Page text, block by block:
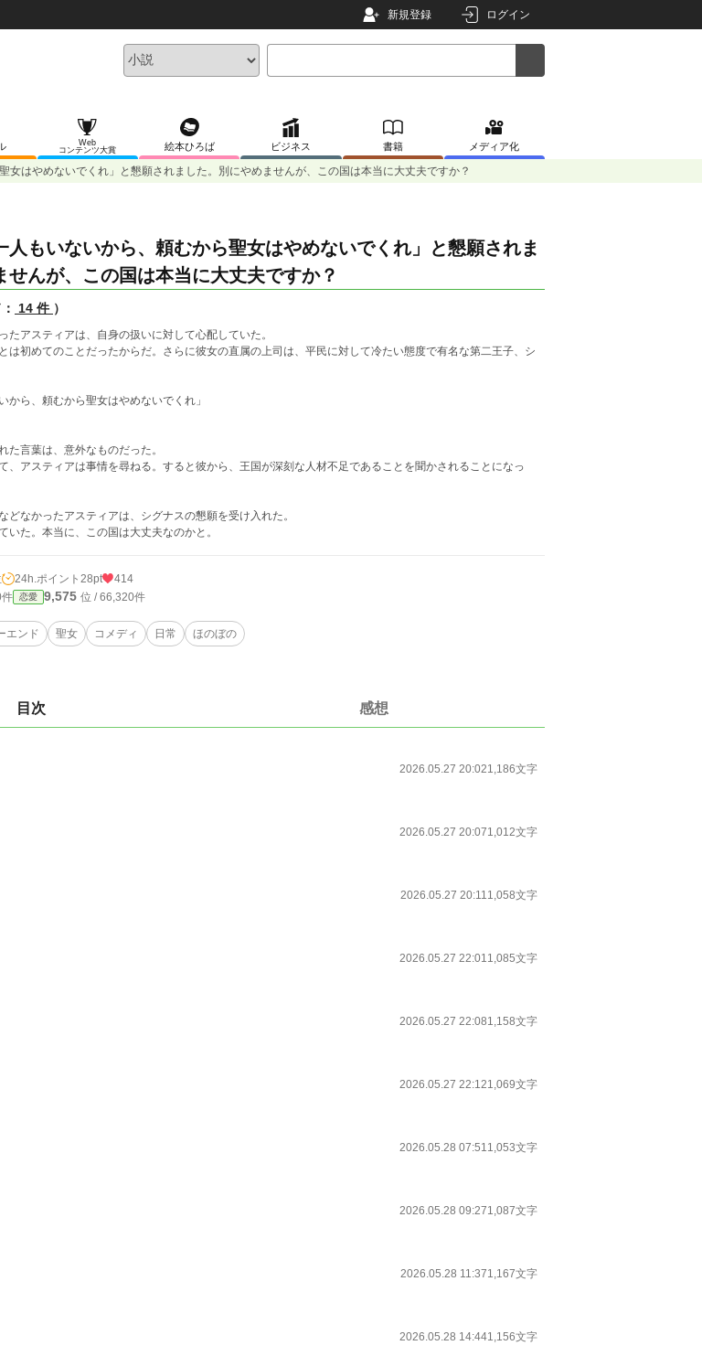
新規登録 ログイン
Web
コンテンツ大賞
絵本ひろば ビジネス 書籍 メディア化
女はやめないでくれ」と懇願されました。別にやめませんが、この国は本当に大丈夫ですか？
人もいないから、頼むから聖女はやめないでくれ」と懇願されま
せんが、この国は本当に大丈夫ですか？
14 件 ）
たアスティアは、自身の扱いに対して心配していた。
は初めてのことだったからだ。さらに彼女の直属の上司は、平民に対して冷たい態度で有名な第二王子、シ
から、頼むから聖女はやめないでくれ」
た言葉は、意外なものだった。
、アスティアは事情を尋ねる。すると彼から、王国が深刻な人材不足であることを聞かされることになっ
どなかったアスティアは、シグナスの懇願を受け入れた。
いた。本当に、この国は大丈夫なのかと。
24h.ポイント 28pt 414
恋愛 9,575 位 / 66,320件
エンド 聖女 コメディ 日常 ほのぼの
目次 感想
2026.05.27 20:021,186文字
2026.05.27 20:071,012文字
2026.05.27 20:111,058文字
2026.05.27 22:011,085文字
2026.05.27 22:081,158文字
2026.05.27 22:121,069文字
2026.05.28 07:511,053文字
2026.05.28 09:271,087文字
2026.05.28 11:371,167文字
2026.05.28 14:441,156文字